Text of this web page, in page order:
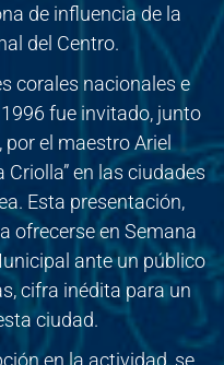
de influencia de la
del Centro.
corales nacionales e
fue invitado, junto
por el maestro Ariel
en las ciudades
Esta presentación,
ofrecerse en Semana
ante un público
cifra inédita para un
ciudad.
en la actividad, se